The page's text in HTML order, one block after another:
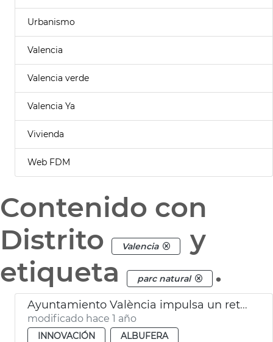
Urbanismo
Valencia
Valencia verde
Valencia Ya
Vivienda
Web FDM
Contenido con
Distrito
Valencia
y
etiqueta
parc natural .
Ayuntamiento València impulsa un reto GovTech para proteger la Albufera
modificado hace 1 año
INNOVACIÓN
ALBUFERA